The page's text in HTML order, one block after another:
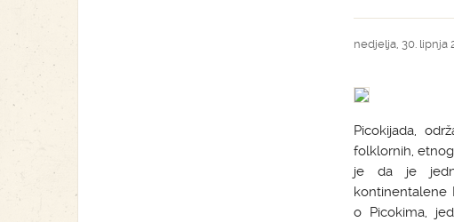
nedjelja, 30. lipnja
Picokijada,
folklornih,
je da je
kontinentalene
o Picokima,